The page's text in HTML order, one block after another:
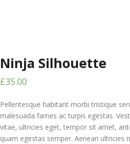
Ninja Silhouette
£35.00
Pellentesque habitant morbi tristique
malesuada fames ac turpis egestas.
vitae, ultricies eget, tempor sit amet,
quam egestas semper. Aenean ultricies